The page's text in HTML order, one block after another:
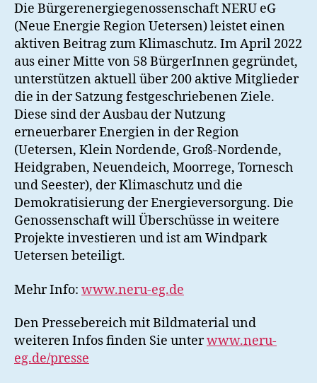
Die Bürgerenergiegenossenschaft NERU eG
(Neue Energie Region Uetersen) leistet einen
aktiven Beitrag zum Klimaschutz. Im April 2022
aus einer Mitte von 58 BürgerInnen gegründet,
unterstützen aktuell über 200 aktive Mitglieder
die in der Satzung festgeschriebenen Ziele.
Diese sind der Ausbau der Nutzung
erneuerbarer Energien in der Region
(Uetersen, Klein Nordende, Groß-Nordende,
Heidgraben, Neuendeich, Moorrege, Tornesch
und Seester), der Klimaschutz und die
Demokratisierung der Energieversorgung. Die
Genossenschaft will Überschüsse in weitere
Projekte investieren und ist am Windpark
Uetersen beteiligt.
Mehr Info: www.neru-eg.de
Den Pressebereich mit Bildmaterial und
weiteren Infos finden Sie unterwww.neru-
eg.de/presse